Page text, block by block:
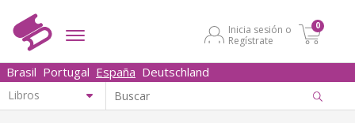
Inicia sesión o
Regístrate
0
Brasil Portugal España Deutschland